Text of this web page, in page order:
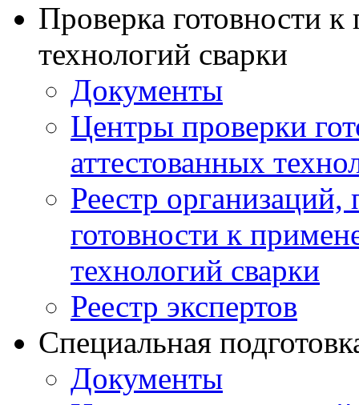
Проверка готовности
технологий сварки
Документы
Центры проверки
аттестованных
Реестр
готовности к
технологий сварки
Реестр экспертов
Специальная
Документы